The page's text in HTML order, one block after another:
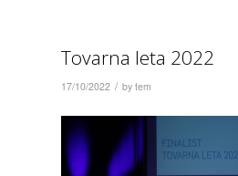
Tovarna leta 2022
17/10/2022 / bytem